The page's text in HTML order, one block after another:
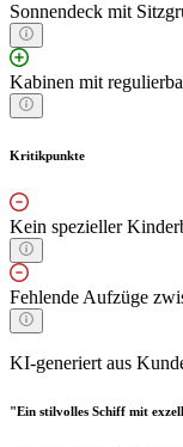
Sonnendeck mit
Kabinen mit
Kritikpunkte
Kein spezieller
Fehlende Aufzüge
KI-generiert aus
"Ein stilvolles Schiff mit